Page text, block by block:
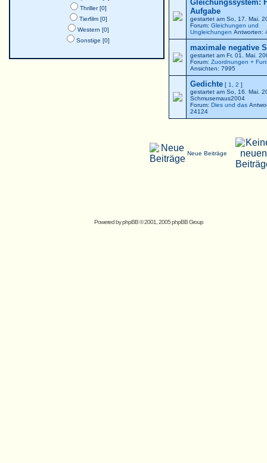
Thriller [0]
Tierfilm [0]
Western [0]
Sonstige [0]
Gleichungssystem:
Aufgabe
gestartet am So, 17. Mai.
Forum: Gleichungen und
Ungleichungen Antworten:
maximale negative
gestartet am Fr, 01. Mai.
Forum: Zuordnungen +
Ansichten: 7995
Gedichte [ 1 2 ]
gestartet am So, 16. Mai.
Schmusemaus2004
Forum: Dies und das
24124
Neue Beiträge
Powered byphpBB© 2001, 2005 phpBB Group